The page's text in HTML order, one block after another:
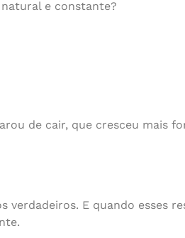
e constante?
de cair, que cresceu mais
verdadeiros. E quando esses